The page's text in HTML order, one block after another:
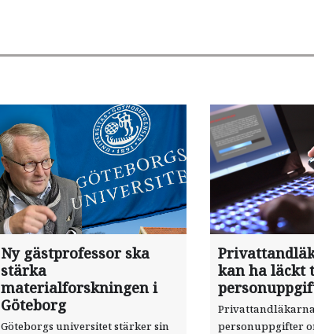
Ny gästprofessor ska
stärka
materialforskningen i
Göteborg
Göteborgs universitet stärker sin
kan ha läckt
personuppgifter